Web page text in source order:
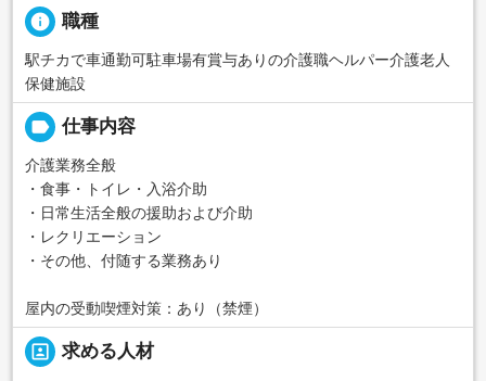
info 職種
駅チカで車通勤可駐車場有賞与ありの介護職ヘルパー介護老人
保健施設
label 仕事内容
介護業務全般
・食事・トイレ・入浴介助
・日常生活全般の援助および介助
・レクリエーション
・その他、付随する業務あり
屋内の受動喫煙対策：あり（禁煙）
portrait 求める人材